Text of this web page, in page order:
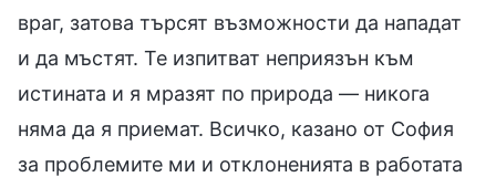
враг, затова търсят възможности да нападат
и да мъстят. Те изпитват неприязън към
истината и я мразят по природа — никога
няма да я приемат. Всичко, казано от София
за проблемите ми и отклоненията в работата